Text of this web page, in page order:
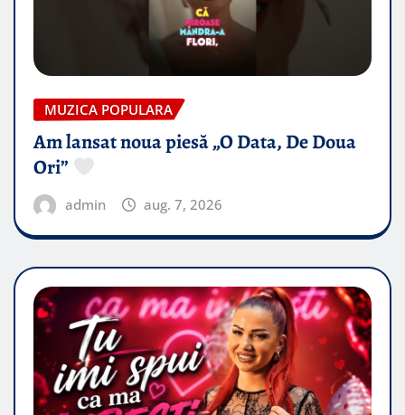
MUZICA POPULARA
Am lansat noua piesă „O Data, De Doua
Ori”
admin aug. 7, 2026